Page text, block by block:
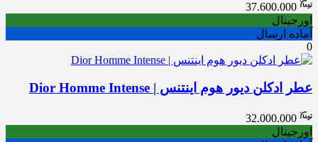
37.600.000
اورجینال
آماده ارسال
0
عطر ادکلن دیور هوم اینتنس | Dior Homme Intense
32.000.000
اورجینال